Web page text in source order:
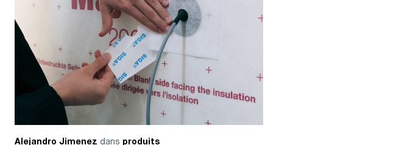
Alejandro Jimenez dans produits